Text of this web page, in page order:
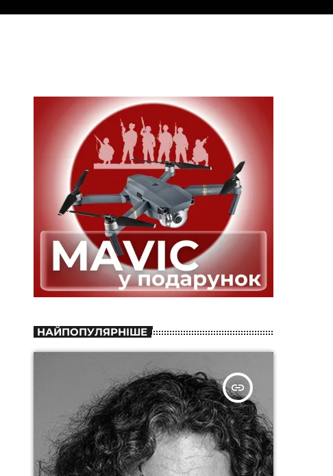
НАЙПОПУЛЯРНІШЕ
insert_link